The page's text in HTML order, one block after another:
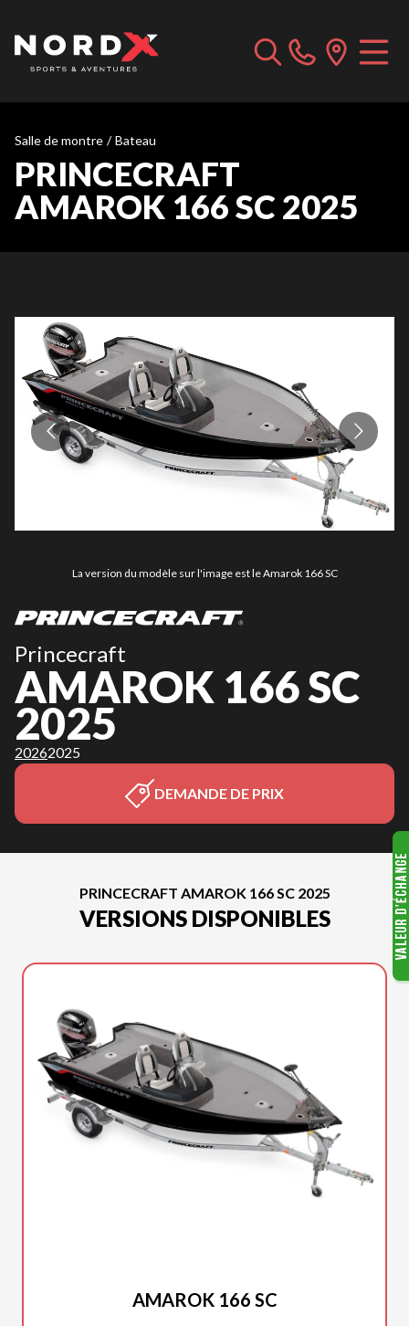
Salle de montre / Bateau
PRINCECRAFT
AMAROK 166 SC 2025
La version du modèle sur l'image est le Amarok 166 SC
Princecraft
AMAROK 166 SC
2025
20262025
DEMANDE DE PRIX
PRINCECRAFT AMAROK 166 SC 2025
VERSIONS DISPONIBLES
AMAROK 166 SC